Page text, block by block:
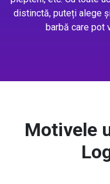
distinctă, puteți alege
barbă care pot
Motivele